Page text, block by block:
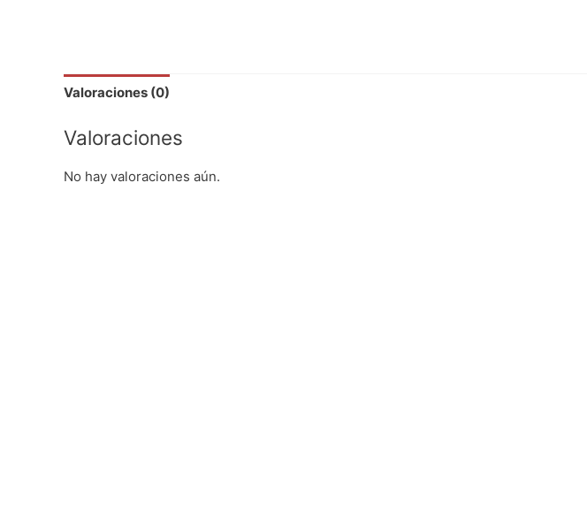
Valoraciones (0)
Valoraciones
No hay valoraciones aún.